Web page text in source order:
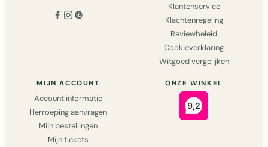
Klantenservice
Klachtenregeling
Reviewbeleid
Cookieverklaring
Witgoed vergelijken
MIJN ACCOUNT
Account informatie
Herroeping aanvragen
Mijn bestellingen
Mijn tickets
ONZE WINKEL